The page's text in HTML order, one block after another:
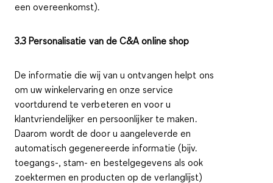
een overeenkomst).
3.3 Personalisatie van de C&A online shop
De informatie die wij van u ontvangen helpt ons
om uw winkelervaring en onze service
voortdurend te verbeteren en voor u
klantvriendelijker en persoonlijker te maken.
Daarom wordt de door u aangeleverde en
automatisch gegenereerde informatie (bijv.
toegangs-, stam- en bestelgegevens als ook
zoektermen en producten op de verlanglijst)